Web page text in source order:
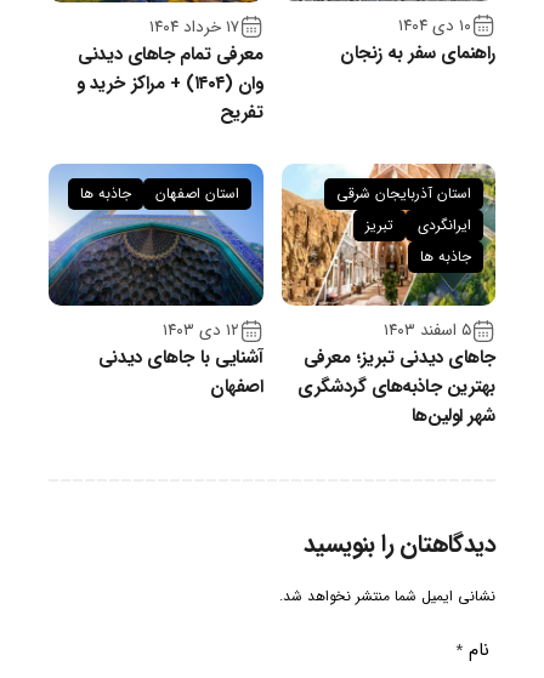
۱۰ دی ۱۴۰۴
راهنمای سفر به زنجان
۱۷ خرداد ۱۴۰۴
معرفی تمام جاهای دیدنی
وان (۱۴۰۴) + مراکز خرید و
تفریح
۵ اسفند ۱۴۰۳
جاهای دیدنی تبریز؛ معرفی
بهترین جاذبه‌های گردشگری
شهر اولین‌ها
استان آذربایجان شرقی
ایرانگردی
تبریز
جاذبه ها
۱۲ دی ۱۴۰۳
آشنایی با جاهای دیدنی
اصفهان
استان اصفهان جاذبه ها
دیدگاهتان را بنویسید
نشانی ایمیل شما منتشر نخواهد شد.
نام *